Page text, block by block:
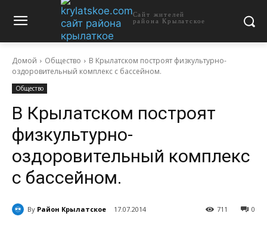
Сайт жителей
района Крылатское
Домой Общество
В Крылатском построят физкультурно-
оздоровительный комплекс с бассейном.
Общество
В Крылатском построят
физкультурно-
оздоровительный комплекс
с бассейном.
By Район Крылатское 17.07.2014 0
711